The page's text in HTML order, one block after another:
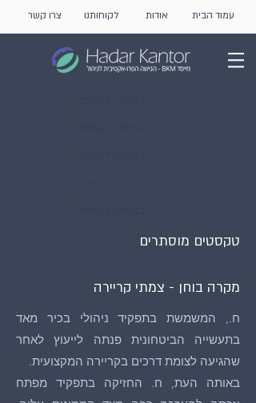
עמוד הבית אודות לקוחותנו צרו קשר
מקרה בוחן - צמתי קריירה
ח., המשמשת בתפקיד ניהולי בכיר מאד
בתעשייה הביטחונית פנתה לייעוץ לאחר
שהגיעה לצומת דרכים בקריירה המקצועית.
באותה העת, ח. החזיקה בתפקיד מפתח
טקסטים מוסתרים